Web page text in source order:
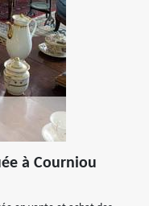
à Courniou